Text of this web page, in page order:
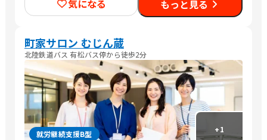
気になる もっと見る
町家サロン むじん蔵
北陸鉄道バス 有松バス停から徒歩2分
+1
就労継続支援B型